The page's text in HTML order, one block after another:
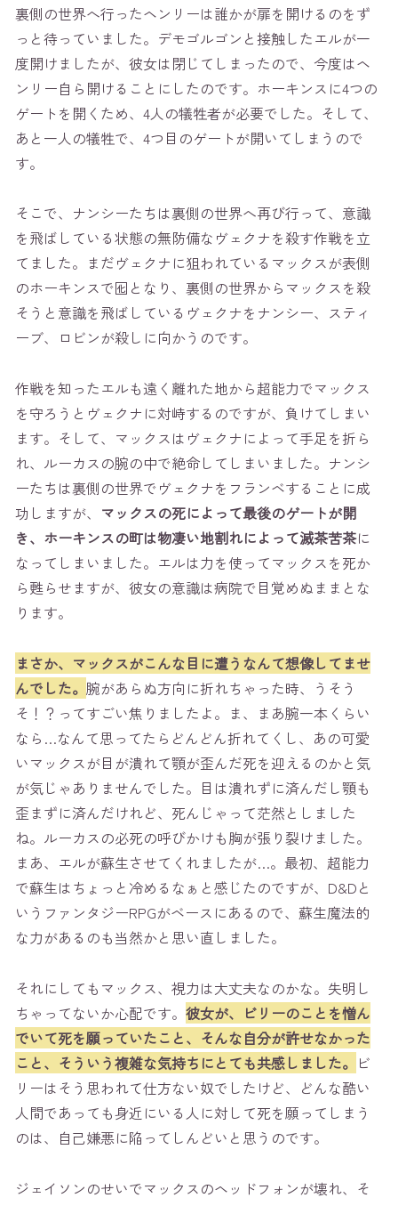
裏側の世界へ行ったヘンリーは誰かが扉を開けるのをず
っと待っていました。デモゴルゴンと接触したエルが一
度開けましたが、彼女は閉じてしまったので、今度はヘ
ンリー自ら開けることにしたのです。ホーキンスに4つの
ゲートを開くため、4人の犠牲者が必要でした。そして、
あと一人の犠牲で、4つ目のゲートが開いてしまうので
す。
そこで、ナンシーたちは裏側の世界へ再び行って、意識
を飛ばしている状態の無防備なヴェクナを殺す作戦を立
てました。まだヴェクナに狙われているマックスが表側
のホーキンスで囮となり、裏側の世界からマックスを殺
そうと意識を飛ばしているヴェクナをナンシー、スティ
ーブ、ロビンが殺しに向かうのです。
作戦を知ったエルも遠く離れた地から超能力でマックス
を守ろうとヴェクナに対峙するのですが、負けてしまい
ます。そして、マックスはヴェクナによって手足を折ら
れ、ルーカスの腕の中で絶命してしまいました。ナンシ
ーたちは裏側の世界でヴェクナをフランベすることに成
功しますが、 マックスの死によって最後のゲートが開
き、ホーキンスの町は物凄い地割れによって滅茶苦茶に
なってしまいました。エルは力を使ってマックスを死か
ら甦らせますが、彼女の意識は病院で目覚めぬままとな
ります。
まさか、マックスがこんな目に遭うなんて想像してませ
んでした。 腕があらぬ方向に折れちゃった時、うそう
そ！？ってすごい焦りましたよ。ま、まあ腕一本くらい
なら…なんて思ってたらどんどん折れてくし、あの可愛
いマックスが目が潰れて顎が歪んだ死を迎えるのかと気
が気じゃありませんでした。目は潰れずに済んだし顎も
歪まずに済んだけれど、死んじゃって茫然としました
ね。ルーカスの必死の呼びかけも胸が張り裂けました。
まあ、エルが蘇生させてくれましたが…。最初、超能力
で蘇生はちょっと冷めるなぁと感じたのですが、D&Dと
いうファンタジーRPGがベースにあるので、蘇生魔法的
な力があるのも当然かと思い直しました。
それにしてもマックス、視力は大丈夫なのかな。失明し
ちゃってないか心配です。 彼女が、ビリーのことを憎ん
でいて死を願っていたこと、そんな自分が許せなかった
こと、そういう複雑な気持ちにとても共感しました。 ビ
リーはそう思われて仕方ない奴でしたけど、どんな酷い
人間であっても身近にいる人に対して死を願ってしまう
のは、自己嫌悪に陥ってしんどいと思うのです。
ジェイソンのせいでマックスのヘッドフォンが壊れ、そ